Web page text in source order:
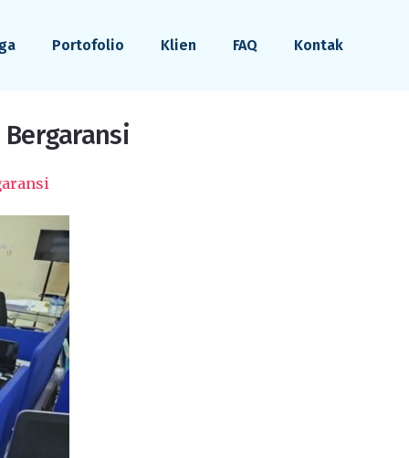
Portofolio Klien FAQ Kontak
Bergaransi